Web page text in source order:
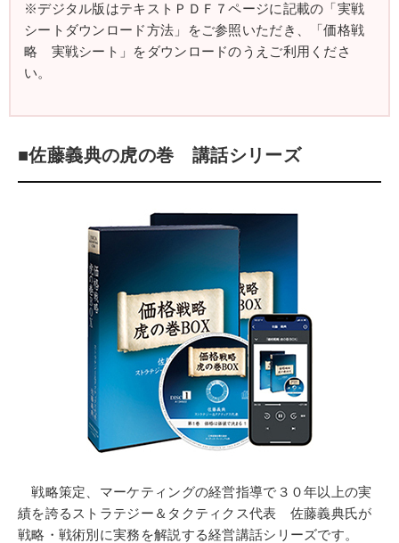
※デジタル版はテキストＰＤＦ７ページに記載の「実戦
シートダウンロード方法」をご参照いただき、「価格戦
略 実戦シート」をダウンロードのうえご利用くださ
い。
■佐藤義典の虎の巻 講話シリーズ
戦略策定、マーケティングの経営指導で３０年以上の実
績を誇るストラテジー＆タクティクス代表 佐藤義典氏が
戦略・戦術別に実務を解説する経営講話シリーズです。